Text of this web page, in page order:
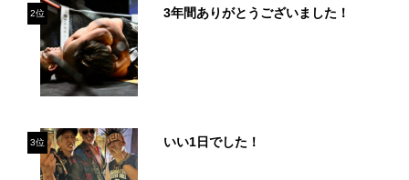
2位 3年間ありがとうございました！
3位 いい1日でした！